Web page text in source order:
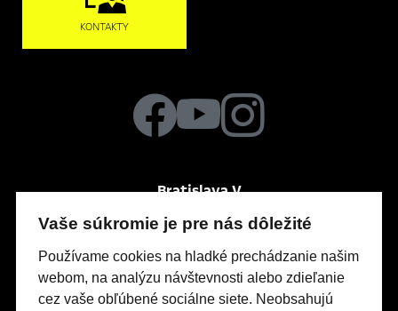
KONTAKTY
Bratislava V
Modely Opel
Vaše súkromie je pre nás dôležité
Používame cookies na hladké prechádzanie našim
webom, na analýzu návštevnosti alebo zdieľanie
cez vaše obľúbené sociálne siete. Neobsahujú